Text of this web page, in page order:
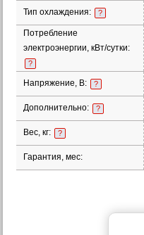
Тип охлаждения: ?
Потребление
электроэнергии, кВт/сутки:
?
Напряжение, В: ?
Дополнительно: ?
Вес, кг: ?
Гарантия, мес: